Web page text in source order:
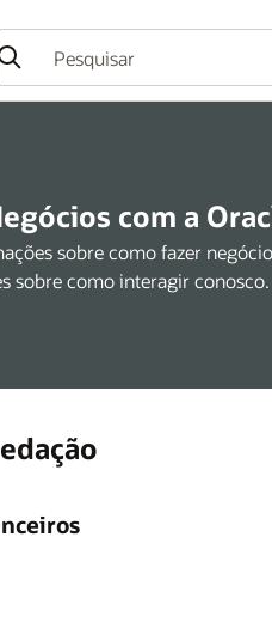
com a
sobre como fazer
sobre como interagir conosco.